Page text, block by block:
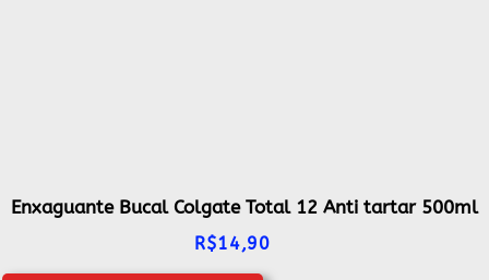
Enxaguante Bucal Colgate Total 12 Anti tartar 500ml
R$14,90